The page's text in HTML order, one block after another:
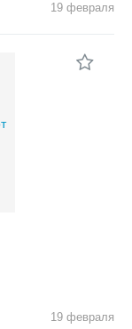
19 февраля
19 февраля